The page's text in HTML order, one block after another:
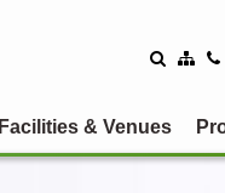
Facilities & Venues